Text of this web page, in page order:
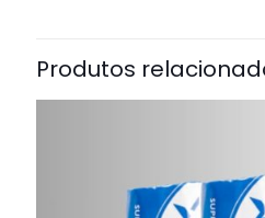
Produtos